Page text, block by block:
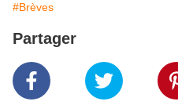
#Brèves
Partager